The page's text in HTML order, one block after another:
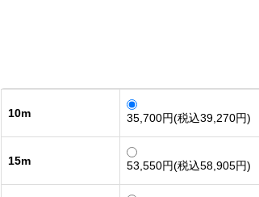
10m 35,700円(税込39,270円)
15m 53,550円(税込58,905円)